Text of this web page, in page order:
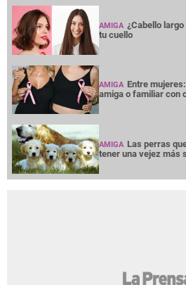
AMIGA ¿Cabello
tu cuello
AMIGA Entre
amiga o familiar con
AMIGA Las perras
tener una vejez más